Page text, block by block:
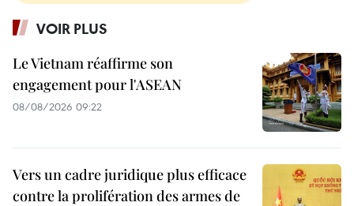
VOIR PLUS
Le Vietnam réaffirme son
engagement pour l'ASEAN
08/08/2026 09:22
Vers un cadre juridique plus efficace
contre la prolifération des armes de